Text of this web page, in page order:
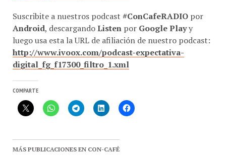
Suscribite a nuestros podcast #ConCafeRADIO por
Android, descargandoListen por Google Playy
luego usa esta la URL de afiliación de nuestro podcast:
http://www.ivoox.com/podcast-expectativa-
digital_fg_f17300_filtro_1.xml
COMPARTE
MÁS PUBLICACIONES EN CON-CAFÉ